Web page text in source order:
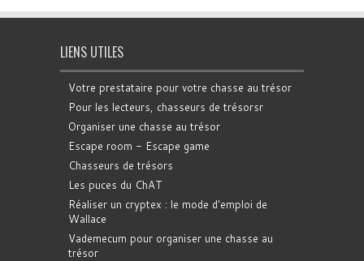
LIENS UTILES
Votre prestataire pour votre chasse au trésor
Pour les lecteurs, chasseurs de trésorsr
Organiser une chasse au trésor
Escape room - Escape game
Chasseurs de trésors
Les puces du ChAT
Réaliser un cryptex : le mode d'emploi de
Wallace
Vademecum pour organiser une chasse au
trésor